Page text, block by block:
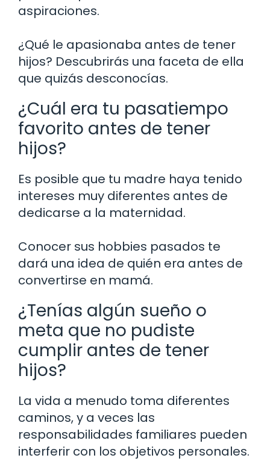
aspiraciones.
¿Qué le apasionaba antes de tener
hijos? Descubrirás una faceta de ella
que quizás desconocías.
¿Cuál era tu pasatiempo
favorito antes de tener
hijos?
Es posible que tu madre haya tenido
intereses muy diferentes antes de
dedicarse a la maternidad.
Conocer sus hobbies pasados te
dará una idea de quién era antes de
convertirse en mamá.
¿Tenías algún sueño o
meta que no pudiste
cumplir antes de tener
hijos?
La vida a menudo toma diferentes
caminos, y a veces las
responsabilidades familiares pueden
interferir con los objetivos personales.